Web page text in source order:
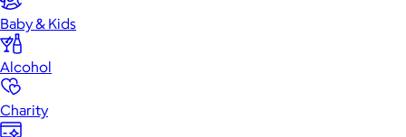
Baby & Kids
Alcohol
Charity